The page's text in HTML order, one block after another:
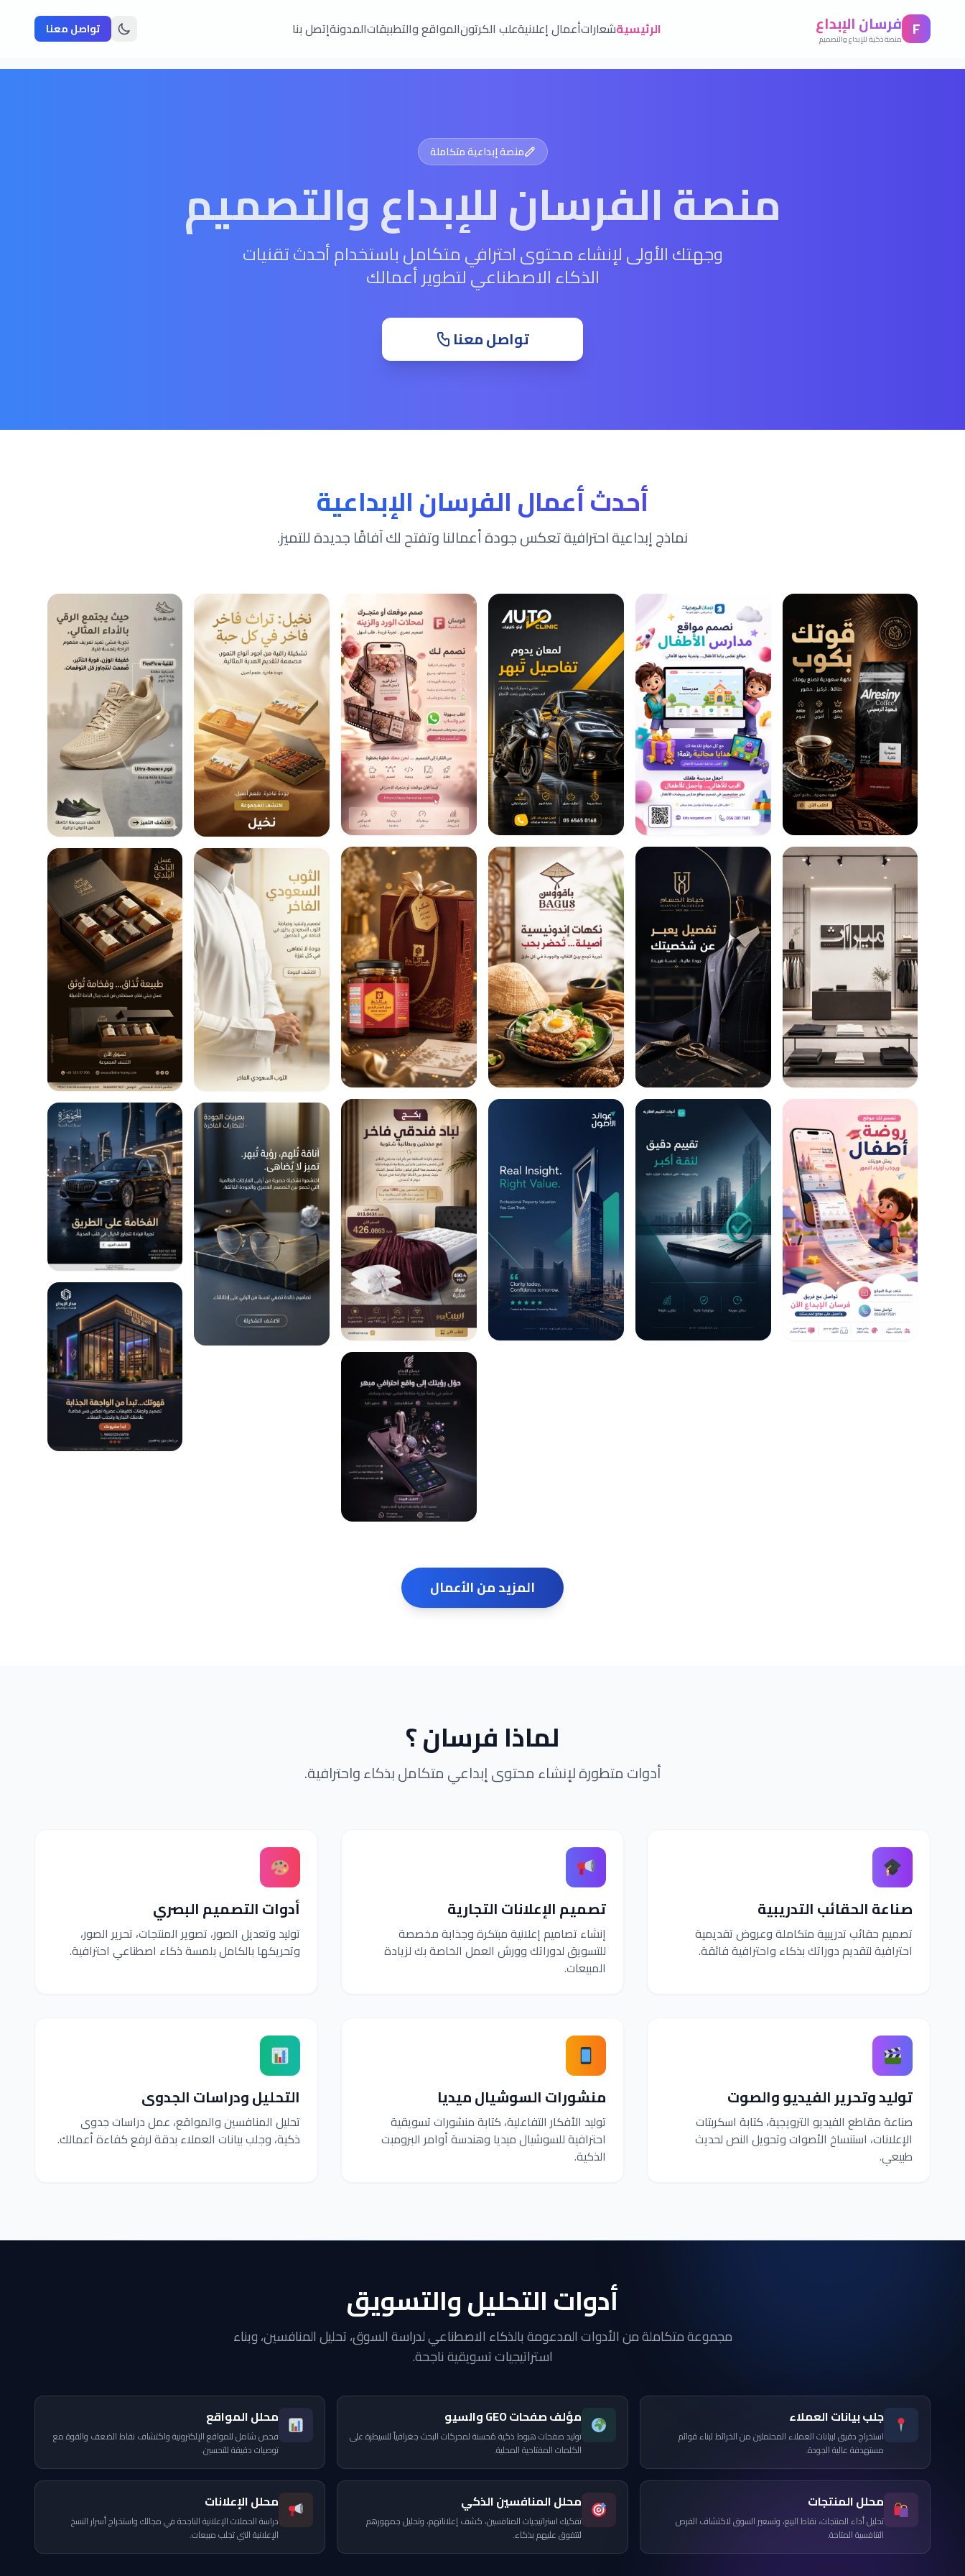
F فرسان الإبداع
منصة ذكية للإبداع والتصميم الرئيسيةشعاراتأعمال إعلانيةعلب الكرتونالمواقع والتطبيقاتالمدونةإتصل بنا تواصل معنا
منصة إبداعية متكاملة
منصة الفرسان للإبداع والتصميم
وجهتك الأولى لإنشاء محتوى احترافي متكامل باستخدام أحدث تقنيات
الذكاء الاصطناعي لتطوير أعمالك
تواصل معنا
أحدث أعمال الفرسان الإبداعية
نماذج إبداعية احترافية تعكس جودة أعمالنا وتفتح لك آفاقًا جديدة للتميز.
المزيد من الأعمال
لماذا فرسان ؟
أدوات متطورة لإنشاء محتوى إبداعي متكامل بذكاء واحترافية.
صناعة الحقائب التدريبية
تصميم حقائب تدريبية متكاملة وعروض تقديمية
احترافية لتقديم دوراتك بذكاء واحترافية فائقة.
تصميم الإعلانات التجارية
إنشاء تصاميم إعلانية مبتكرة وجذابة مخصصة
للتسويق لدوراتك وورش العمل الخاصة بك لزيادة
المبيعات.
أدوات التصميم البصري
توليد وتعديل الصور، تصوير المنتجات، تحرير الصور،
وتحريكها بالكامل بلمسة ذكاء اصطناعي احترافية.
توليد وتحرير الفيديو والصوت
صناعة مقاطع الفيديو الترويجية، كتابة اسكربتات
الإعلانات، استنساخ الأصوات وتحويل النص لحديث
طبيعي.
منشورات السوشيال ميديا
توليد الأفكار التفاعلية، كتابة منشورات تسويقية
احترافية للسوشيال ميديا وهندسة أوامر البرومبت
الذكية.
التحليل ودراسات الجدوى
تحليل المنافسين والمواقع، عمل دراسات جدوى
ذكية، وجلب بيانات العملاء بدقة لرفع كفاءة أعمالك.
أدوات التحليل والتسويق
مجموعة متكاملة من الأدوات المدعومة بالذكاء الاصطناعي لدراسة السوق، تحليل المنافسين، وبناء
استراتيجيات تسويقية ناجحة.
جلب بيانات العملاء
استخراج دقيق لبيانات العملاء المحتملين من الخرائط لبناء قوائم
مستهدفة عالية الجودة.
مؤلف صفحات GEO والسيو
توليد صفحات هبوط ذكية مُحسنة لمحركات البحث جغرافياً للسيطرة على
الكلمات المفتاحية المحلية.
محلل المواقع
فحص شامل للمواقع الإلكترونية واكتشاف نقاط الضعف والقوة مع
توصيات دقيقة للتحسين.
محلل المنتجات
تحليل أداء المنتجات، نقاط البيع، وتسعير السوق لاكتشاف الفرص
التنافسية المتاحة.
محلل المنافسين الذكي
تفكيك استراتيجيات المنافسين، كشف إعلاناتهم، وتحليل جمهورهم
لتتفوق عليهم بذكاء.
محلل الإعلانات
دراسة الحملات الإعلانية الناجحة في مجالك واستخراج أسرار النسخ
الإعلانية التي تجلب مبيعات.